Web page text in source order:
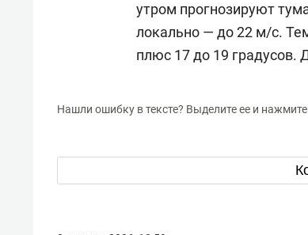
утром прогнозируют
локально — до 22 м/с.
плюс 17 до 19 градусов.
Нашли ошибку в тексте? Выделите ее и